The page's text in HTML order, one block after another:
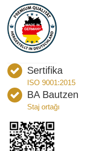
Sertifika
ISO 9001:2015
BA Bautzen
Staj ortağı